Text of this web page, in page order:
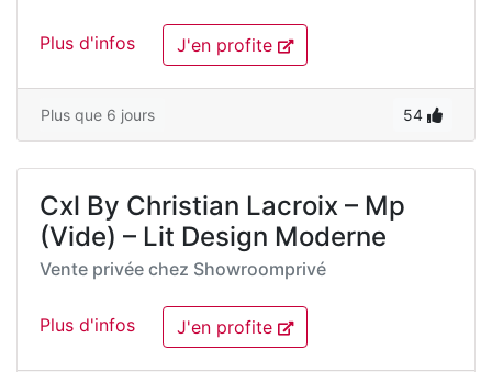
Plus d'infos J'en profite
Plus que 6 jours 54
Cxl By Christian Lacroix – Mp
(Vide) – Lit Design Moderne
Vente privée chez Showroomprivé
Plus d'infos J'en profite